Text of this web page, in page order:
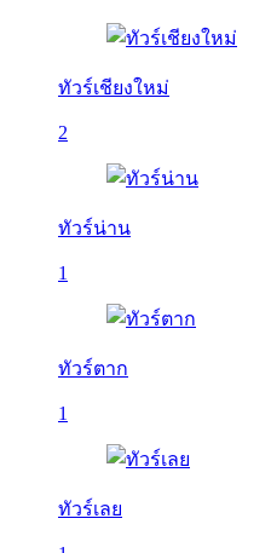
ทัวร์เชียงใหม่
2
ทัวร์น่าน
1
ทัวร์ตาก
1
ทัวร์เลย